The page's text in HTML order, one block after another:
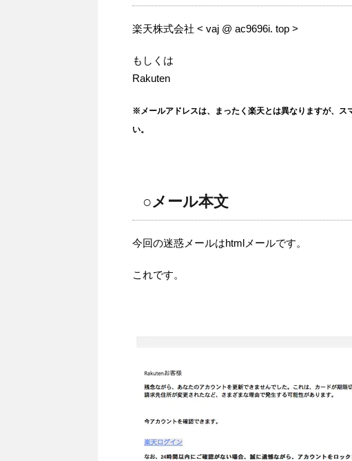
楽天株式会社 < vaj @ ac9696i. top >
もしくは
Rakuten
※メールアドレスは、まったく楽天とは異なりますが、ス
い。
○メール本文
今回の迷惑メールはhtmlメールです。
これです。